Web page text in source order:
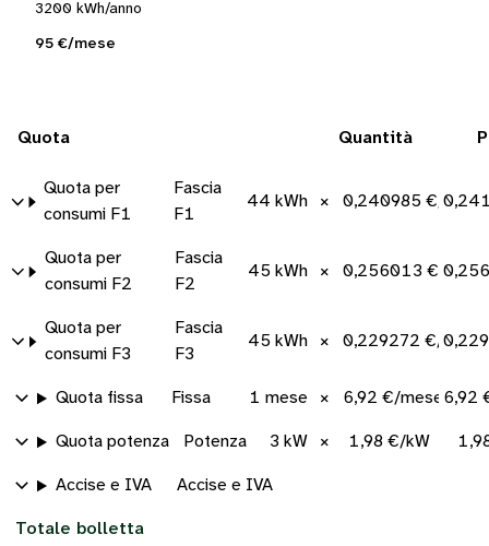
3200 kWh/anno
95 €/mese
Quota Quantità
Quota per
consumi F1
Fascia
F1
44 kWh × 0,240985 €/kWh
Quota per
consumi F2
Fascia
F2
45 kWh × 0,256013 €/kWh
Quota per
consumi F3
Fascia
F3
45 kWh × 0,229272 €/kWh
Quota fissa Fissa 1 mese × 6,92 €/mese 6,92
Quota potenza Potenza 3 kW × 1,98 €/kW
Accise e IVA Accise e IVA
Totale bolletta